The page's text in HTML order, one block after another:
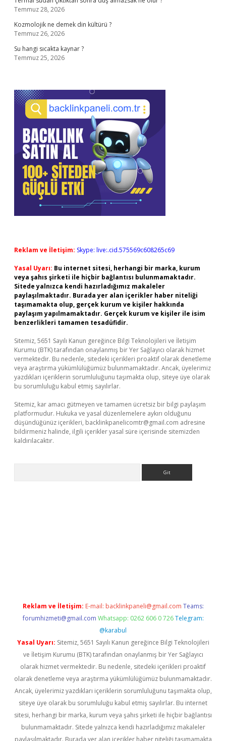
Temmuz 28, 2026
Kozmolojik ne demek din kültürü ?
Temmuz 26, 2026
Su hangi sıcakta kaynar ?
Temmuz 25, 2026
Reklam ve İletişim: Skype: live:.cid.575569c608265c69
Yasal Uyarı: Bu internet sitesi, herhangi bir marka, kurum
veya şahıs şirketi ile hiçbir bağlantısı bulunmamaktadır.
Sitede yalnızca kendi hazırladığımız makaleler
paylaşılmaktadır. Burada yer alan içerikler haber niteliği
taşımamakta olup, gerçek kurum ve kişiler hakkında
paylaşım yapılmamaktadır. Gerçek kurum ve kişiler ile isim
benzerlikleri tamamen tesadüfidir.
Sitemiz, 5651 Sayılı Kanun gereğince Bilgi Teknolojileri ve İletişim
Kurumu (BTK) tarafından onaylanmış bir Yer Sağlayıcı olarak hizmet
vermektedir. Bu nedenle, sitedeki içerikleri proaktif olarak denetleme
veya araştırma yükümlülüğümüz bulunmamaktadır. Ancak, üyelerimiz
yazdıkları içeriklerin sorumluluğunu taşımakta olup, siteye üye olarak
bu sorumluluğu kabul etmiş sayılırlar.
Sitemiz, kar amacı gütmeyen ve tamamen ücretsiz bir bilgi paylaşım
platformudur. Hukuka ve yasal düzenlemelere aykırı olduğunu
düşündüğünüz içerikleri, backlinkpanelicomtr@gmail.com adresine
bildirmeniz halinde, ilgili içerikler yasal süre içerisinde sitemizden
kaldırılacaktır.
Reklam ve İletişim: E-mail: backlinkpaneli@gmail.com Teams:
forumhizmeti@gmail.com Whatsapp: 0262 606 0 726 Telegram:
@karabul
Yasal Uyarı: Sitemiz, 5651 Sayılı Kanun gereğince Bilgi Teknolojileri
ve İletişim Kurumu (BTK) tarafından onaylanmış bir Yer Sağlayıcı
olarak hizmet vermektedir. Bu nedenle, sitedeki içerikleri proaktif
olarak denetleme veya araştırma yükümlülüğümüz bulunmamaktadır.
Ancak, üyelerimiz yazdıkları içeriklerin sorumluluğunu taşımakta olup,
siteye üye olarak bu sorumluluğu kabul etmiş sayılırlar. Bu internet
sitesi, herhangi bir marka, kurum veya şahıs şirketi ile hiçbir bağlantısı
bulunmamaktadır. Sitede yalnızca kendi hazırladığımız makaleler
paylaşılmaktadır. Burada yer alan içerikler haber niteliği taşımamakta